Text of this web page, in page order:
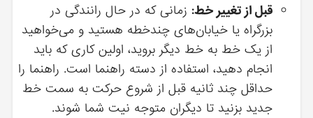
قبل از تغییر خط: زمانی که در حال رانندگی در
بزرگراه یا خیابان‌های چندخطه هستید و می‌خواهید
از یک خط به خط دیگر بروید، اولین کاری که باید
انجام دهید، استفاده از دسته راهنما است. راهنما را
حداقل چند ثانیه قبل از شروع حرکت به سمت خط
جدید بزنید تا دیگران متوجه نیت شما شوند.